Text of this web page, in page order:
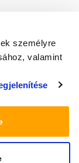
személyre
valamint
megosztjuk az
Ön által